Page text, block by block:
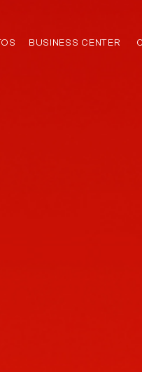
BUSINESS CENTER